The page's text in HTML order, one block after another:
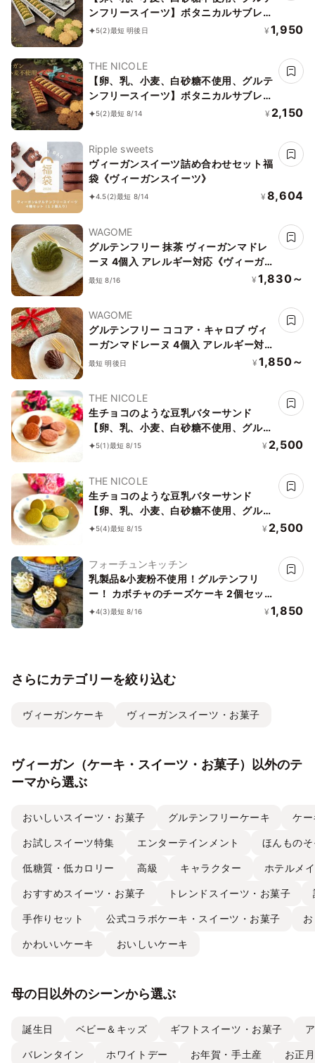
ンフリースイーツ】ボタニカルサブレ
京抹茶、黒糖バニラサブレ缶 2種アソー
5(2)最短 明後日 ¥ 1,950
THE NICOLE
【卵、乳、小麦、白砂糖不使用、グルテ
ンフリースイーツ】ボタニカルサブレ
カカオ、黒糖バニラサブレ缶 2種アソー
5(2)最短 8/14 ¥ 2,150
Ripple sweets
ヴィーガンスイーツ詰め合わせセット福
袋《ヴィーガンスイーツ》
4.5(2)最短 8/14 ¥ 8,604
WAGOME
グルテンフリー 抹茶 ヴィーガンマドレ
ーヌ 4個入 アレルギー対応《ヴィーガ
ンスイーツ》《グルテンフリー》
最短 8/16 ¥ 1,830～
WAGOME
グルテンフリー ココア・キャロブ ヴィ
ーガンマドレーヌ 4個入 アレルギー対
応《ヴィーガンスイーツ》《グルテンフ
最短 明後日 ¥ 1,850～
THE NICOLE
生チョコのような豆乳バターサンド
【卵、乳、小麦、白砂糖不使用、グルテ
ンフリースイーツ】ボタニカルカカオサ
5(1)最短 8/15 ¥ 2,500
THE NICOLE
生チョコのような豆乳バターサンド
【卵、乳、小麦、白砂糖不使用、グルテ
ンフリースイーツ】ボタニカルサンド
ギー配慮》
5(4)最短 8/15 ¥ 2,500
フォーチュンキッチン
乳製品&小麦粉不使用！グルテンフリ
ー！ カボチャのチーズケーキ 2個セッ
ト《ヴィーガンスイーツ》
4(3)最短 8/16 ¥ 1,850
さらにカテゴリーを絞り込む
ヴィーガンケーキ ヴィーガンスイーツ・お菓子
ヴィーガン（ケーキ・スイーツ・お菓子）以外のテ
ーマから選ぶ
おいしいスイーツ・お菓子 グルテンフリーケーキ ケ
お試しスイーツ特集 エンターテインメント ほんもの
低糖質・低カロリー 高級 キャラクター ホテルメ
おすすめスイーツ・お菓子 トレンドスイーツ・お菓子
手作りセット 公式コラボケーキ・スイーツ・お菓子
かわいいケーキ おいしいケーキ
母の日以外のシーンから選ぶ
誕生日 ベビー＆キッズ ギフトスイーツ・お菓子
バレンタイン ホワイトデー お年賀・手土産 お正月